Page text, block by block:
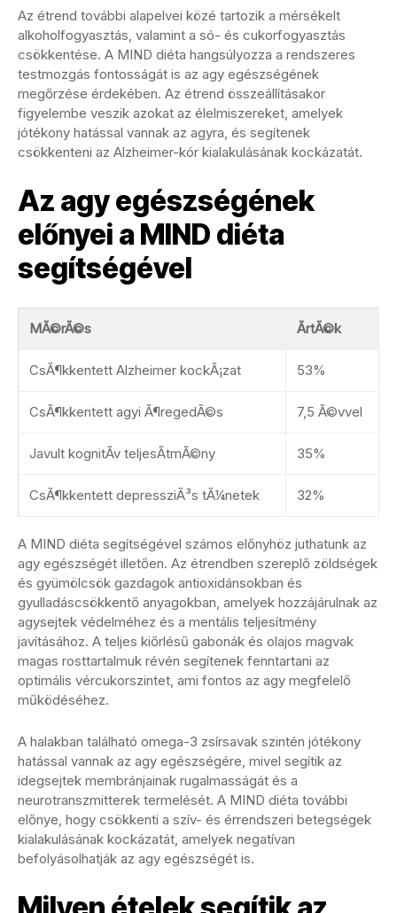
Az étrend további alapelvei közé tartozik a mérsékelt
alkoholfogyasztás, valamint a só- és cukorfogyasztás
csökkentése. A MIND diéta hangsúlyozza a rendszeres
testmozgás fontosságát is az agy egészségének
megőrzése érdekében. Az étrend összeállításakor
figyelembe veszik azokat az élelmiszereket, amelyek
jótékony hatással vannak az agyra, és segítenek
csökkenteni az Alzheimer-kór kialakulásának kockázatát.
Az agy egészségének
előnyei a MIND diéta
segítségével
MÃ©rÃ©s ÃrtÃ©k
CsÃ¶kkentett Alzheimer kockÃ¡zat 53%
CsÃ¶kkentett agyi Ã¶regedÃ©s 7,5 Ã©vvel
Javult kognitÃ­v teljesÃ­tmÃ©ny 35%
CsÃ¶kkentett depressziÃ³s tÃ¼netek 32%
A MIND diéta segítségével számos előnyhöz juthatunk az
agy egészségét illetően. Az étrendben szereplő zöldségek
és gyümölcsök gazdagok antioxidánsokban és
gyulladáscsökkentő anyagokban, amelyek hozzájárulnak az
agysejtek védelméhez és a mentális teljesítmény
javításához. A teljes kiőrlésű gabonák és olajos magvak
magas rosttartalmuk révén segítenek fenntartani az
optimális vércukorszintet, ami fontos az agy megfelelő
működéséhez.
A halakban található omega-3 zsírsavak szintén jótékony
hatással vannak az agy egészségére, mivel segítik az
idegsejtek membránjainak rugalmasságát és a
neurotranszmitterek termelését. A MIND diéta további
előnye, hogy csökkenti a szív- és érrendszeri betegségek
kialakulásának kockázatát, amelyek negatívan
befolyásolhatják az agy egészségét is.